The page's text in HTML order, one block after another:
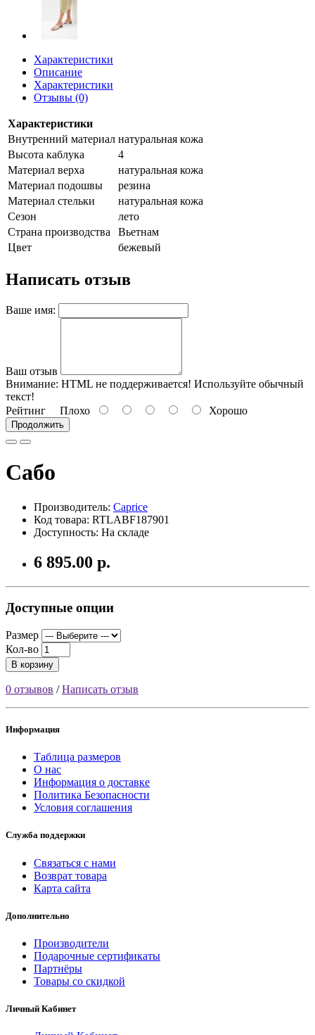
Характеристики
Описание
Характеристики
Отзывы (0)
Характеристики
Внутренний материал натуральная кожа
Высота каблука
4
Материал верха
натуральная кожа
Материал подошвы
резина
Материал стельки
натуральная кожа
Сезон
лето
Страна производства
Вьетнам
Цвет
бежевый
Написать отзыв
Ваше имя:
Ваш отзыв
Внимание: HTML не поддерживается! Используйте обычный
текст!
Рейтинг Плохо Хорошо
Продолжить
Сабо
Производитель: Caprice
Код товара: RTLABF187901
Доступность: На складе
6 895.00 р.
Доступные опции
Размер
Кол-во
В корзину
0 отзывов /Написать отзыв
Информация
Таблица размеров
О нас
Информация о доставке
Политика Безопасности
Условия соглашения
Служба поддержки
Связаться с нами
Возврат товара
Карта сайта
Дополнительно
Производители
Подарочные сертификаты
Партнёры
Товары со скидкой
Личный Кабинет